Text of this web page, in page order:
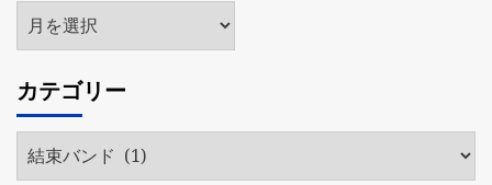
ア
ー
イ
ブ
カテゴリー
カ
テ